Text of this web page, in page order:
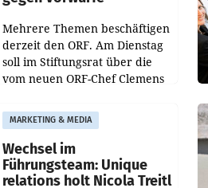
Mehrere Themen beschäftigen
derzeit den ORF. Am Dienstag
soll im Stiftungsrat über die
vom neuen ORF-Chef Clemens
Besetzungen für die
Direktionen abgestimmt
werden.
MARKETING & MEDIA
Wechsel im
Führungsteam: Unique
relations holt Nicola Treitl